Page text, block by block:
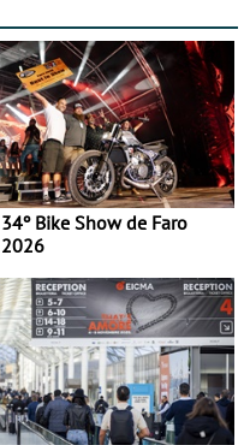
34º Bike Show de Faro
2026